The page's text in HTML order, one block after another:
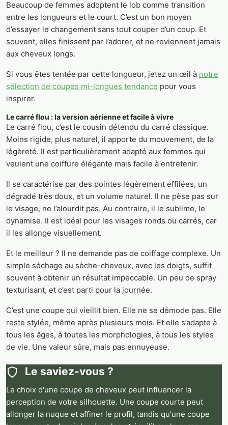
Beaucoup de femmes adoptent le lob comme transition
entre les longueurs et le court. C’est un bon moyen
d’essayer le changement sans tout couper d’un coup. Et
souvent, elles finissent par l’adorer, et ne reviennent jamais
aux cheveux longs.
Si vous êtes tentée par cette longueur, jetez un œil à notre
sélection de coupes mi-longues tendance pour vous
inspirer.
Le carré flou : la version aérienne et facile à vivre
Le carré flou, c’est le cousin détendu du carré classique.
Moins rigide, plus naturel, il apporte du mouvement, de la
légèreté. Il est particulièrement adapté aux femmes qui
veulent une coiffure élégante mais facile à entretenir.
Il se caractérise par des pointes légèrement effilées, un
dégradé très doux, et un volume naturel. Il ne pèse pas sur
le visage, ne l’alourdit pas. Au contraire, il le sublime, le
dynamise. Il est idéal pour les visages ronds ou carrés, car
il les allonge visuellement.
Et le meilleur ? Il ne demande pas de coiffage complexe. Un
simple séchage au sèche-cheveux, avec les doigts, suffit
souvent à obtenir un résultat impeccable. Un peu de spray
texturisant, et c’est parti pour la journée.
C’est une coupe qui vieillit bien. Elle ne se démode pas. Elle
reste stylée, même après plusieurs mois. Et elle s’adapte à
tous les âges, à toutes les morphologies, à tous les styles
de vie. Une valeur sûre, mais pas ennuyeuse.
Le saviez-vous ?
Le choix d'une coupe de cheveux peut influencer la
perception de votre silhouette. Une coupe courte peut
allonger la nuque et affiner le profil, tandis qu'une coupe